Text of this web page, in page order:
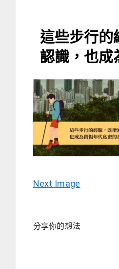
這些步行的
認識，也成
Next Image
分享你的想法